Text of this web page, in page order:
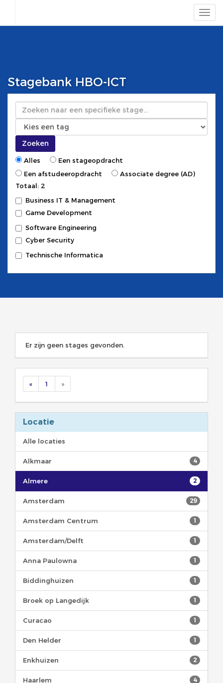
Stagebank HBO-ICT
Zoeken
Zoeken
Alles
Een stageopdracht
Een afstudeeropdracht
Associate degree (AD)
Totaal: 2
Business IT & Management
Game Development
Software Engineering
Cyber Security
Technische Informatica
Er zijn geen stages gevonden.
« 1 »
Locatie
Alle locaties
4
Alkmaar
2
Almere
29
Amsterdam
1
Amsterdam Centrum
1
Amsterdam/Delft
1
Anna Paulowna
1
Biddinghuizen
1
Broek op Langedijk
1
Curacao
1
Den Helder
2
Enkhuizen
4
Haarlem